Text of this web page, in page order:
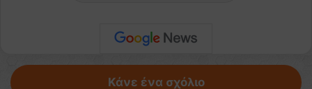
Κάνε ένα σχόλιο